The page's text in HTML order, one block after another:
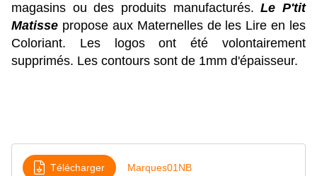
magasins ou des produits manufacturés.Le P'tit
Matisse propose aux Maternelles de les Lire en les
Coloriant. Les logos ont été volontairement
supprimés. Les contours sont de 1mm d'épaisseur.
Télécharger Marques01NB